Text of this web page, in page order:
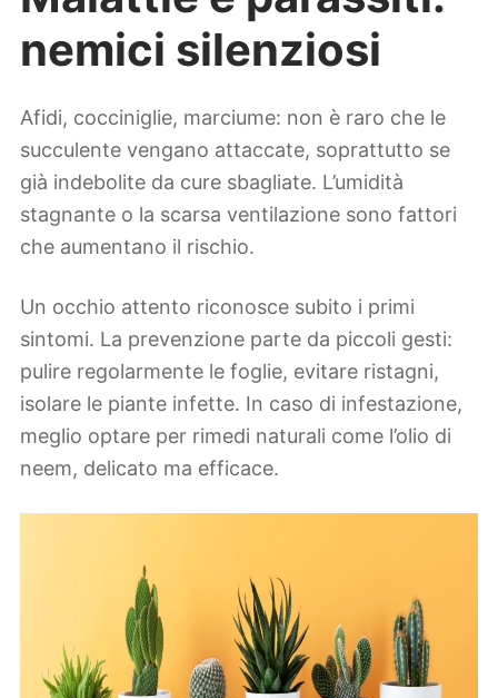
nemici silenziosi
Afidi, cocciniglie, marciume: non è raro che le
succulente vengano attaccate, soprattutto se
già indebolite da cure sbagliate. L’umidità
stagnante o la scarsa ventilazione sono fattori
che aumentano il rischio.
Un occhio attento riconosce subito i primi
sintomi. La prevenzione parte da piccoli gesti:
pulire regolarmente le foglie, evitare ristagni,
isolare le piante infette. In caso di infestazione,
meglio optare per rimedi naturali come l’olio di
neem, delicato ma efficace.